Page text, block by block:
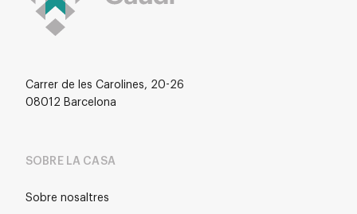
Carrer de les Carolines, 20-26
08012 Barcelona
SOBRE LA CASA
Sobre nosaltres